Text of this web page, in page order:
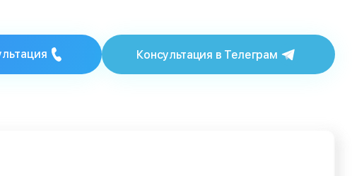
Консультация в Телеграм